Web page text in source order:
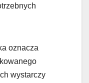
oznacza
wystarczy